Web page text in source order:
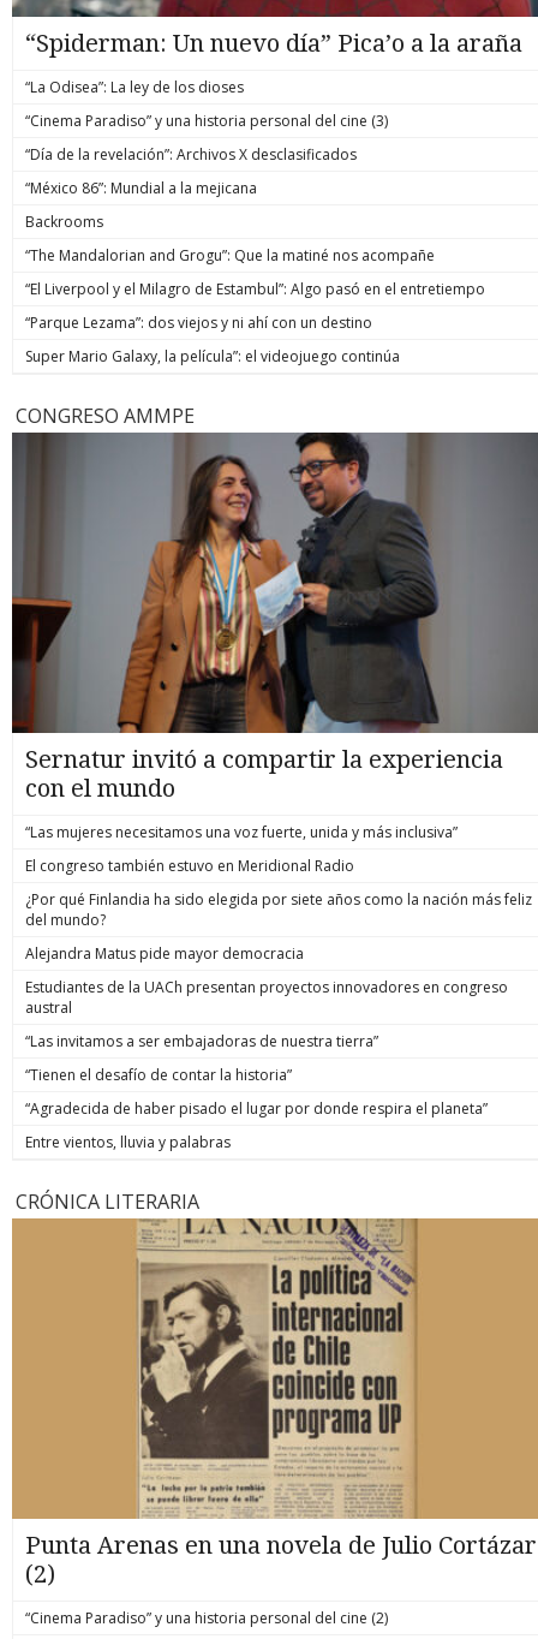
“Spiderman: Un nuevo día” Pica’o a la araña
“La Odisea”: La ley de los dioses
“Cinema Paradiso” y una historia personal del cine (3)
“Día de la revelación”: Archivos X desclasificados
“México 86”: Mundial a la mejicana
Backrooms
“The Mandalorian and Grogu”: Que la matiné nos acompañe
“El Liverpool y el Milagro de Estambul”: Algo pasó en el entretiempo
“Parque Lezama”: dos viejos y ni ahí con un destino
Super Mario Galaxy, la película”: el videojuego continúa
CONGRESO AMMPE
Sernatur invitó a compartir la experiencia
con el mundo
“Las mujeres necesitamos una voz fuerte, unida y más inclusiva”
El congreso también estuvo en Meridional Radio
¿Por qué Finlandia ha sido elegida por siete años como la nación más feliz
del mundo?
Alejandra Matus pide mayor democracia
Estudiantes de la UACh presentan proyectos innovadores en congreso
austral
“Las invitamos a ser embajadoras de nuestra tierra”
“Tienen el desafío de contar la historia”
“Agradecida de haber pisado el lugar por donde respira el planeta”
Entre vientos, lluvia y palabras
CRÓNICA LITERARIA
Punta Arenas en una novela de Julio Cortázar
(2)
“Cinema Paradiso” y una historia personal del cine (2)